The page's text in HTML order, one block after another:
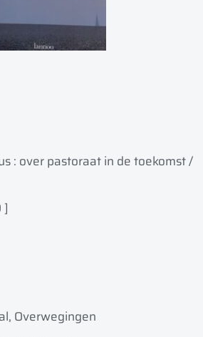
: over pastoraat in de toekomst /
]
Overwegingen